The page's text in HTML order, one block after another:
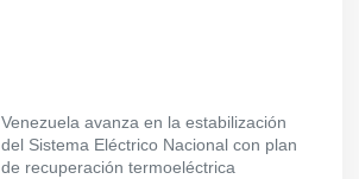
Venezuela avanza en la estabilización
del Sistema Eléctrico Nacional con plan
de recuperación termoeléctrica